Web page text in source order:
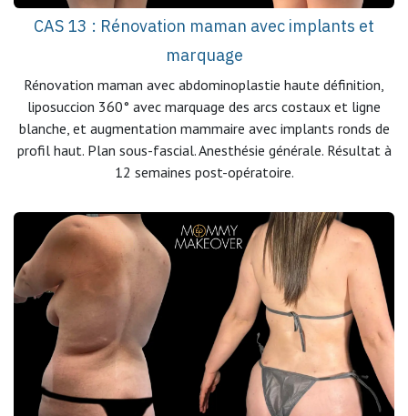
CAS 13 : Rénovation maman avec implants et
marquage
Rénovation maman avec abdominoplastie haute définition,
liposuccion 360° avec marquage des arcs costaux et ligne
blanche, et augmentation mammaire avec implants ronds de
profil haut. Plan sous-fascial. Anesthésie générale. Résultat à
12 semaines post-opératoire.